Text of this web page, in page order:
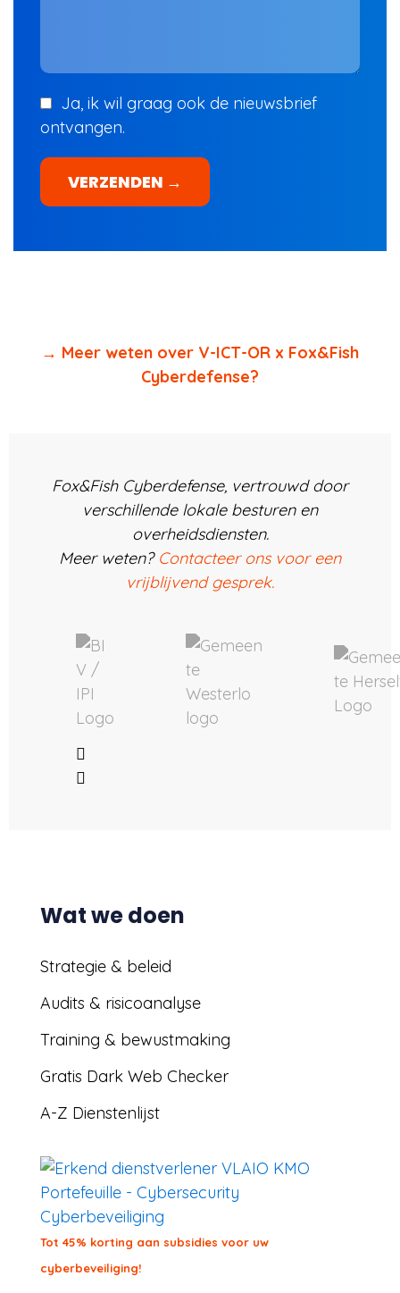
Ja, ik wil graag ook de nieuwsbrief
ontvangen.
VERZENDEN →
→ Meer weten over V-ICT-OR x Fox&Fish
Cyberdefense?
Fox&Fish Cyberdefense, vertrouwd door
verschillende lokale besturen en
overheidsdiensten.
Meer weten? Contacteer ons voor een
vrijblijvend gesprek.
Wat we doen
Strategie & beleid
Audits & risicoanalyse
Training & bewustmaking
Gratis Dark Web Checker
A-Z Dienstenlijst
Tot 45% korting aan subsidies voor uw
cyberbeveiliging!